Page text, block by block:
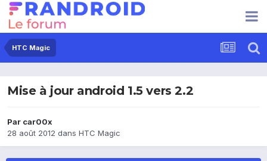
HTC Magic
Mise à jour android 1.5 vers 2.2
Par car00x
28 août 2012 dans HTC Magic